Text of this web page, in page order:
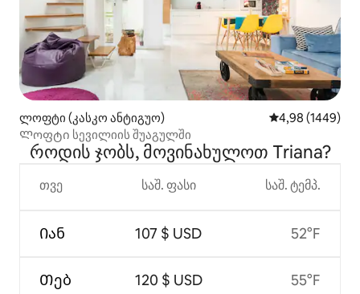
ლოფტი (კასკო ანტიგუო) საშუალო
4,98 (1449)
Ლოფტი სევილიის შუაგულში
როდის ჯობს, მოვინახულოთ Triana?
თვე
Იან
Თებ
საშ. ფასი
107 $ USD
120 $ USD
საშ. ტემპ.
52°F
55°F